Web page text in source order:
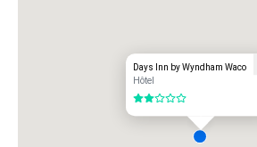
Days Inn by Wyndham Waco
Hôtel
2 sur 5